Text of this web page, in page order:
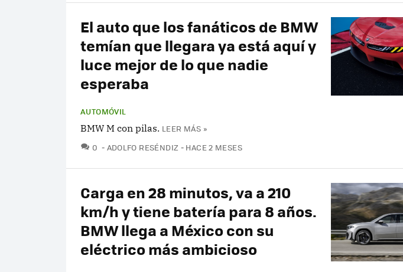
El auto que los fanáticos de BMW
temían que llegara ya está aquí y
luce mejor de lo que nadie
esperaba
AUTOMÓVIL
BMW M con pilas. LEER MÁS »
0 COMENTARIOS
ADOLFO RESÉNDIZ HACE 2 MESES
Carga en 28 minutos, va a 210
km/h y tiene batería para 8 años.
BMW llega a México con su
eléctrico más ambicioso